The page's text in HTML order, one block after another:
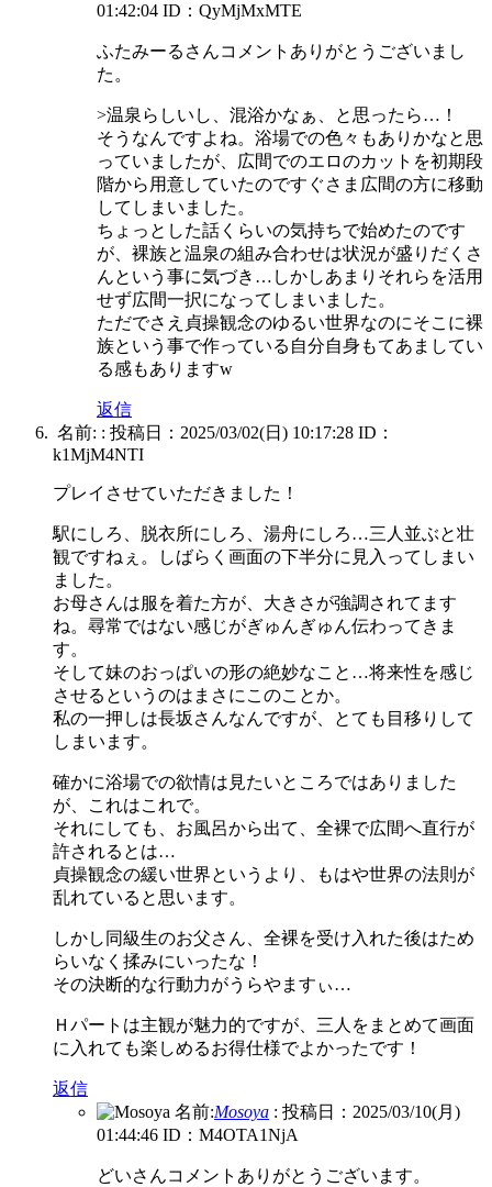
01:42:04 ID：QyMjMxMTE
ふたみーるさんコメントありがとうございまし
た。
>温泉らしいし、混浴かなぁ、と思ったら…！
そうなんですよね。浴場での色々もありかなと思
っていましたが、広間でのエロのカットを初期段
階から用意していたのですぐさま広間の方に移動
してしまいました。
ちょっとした話くらいの気持ちで始めたのです
が、裸族と温泉の組み合わせは状況が盛りだくさ
んという事に気づき…しかしあまりそれらを活用
せず広間一択になってしまいました。
ただでさえ貞操観念のゆるい世界なのにそこに裸
族という事で作っている自分自身もてあましてい
る感もありますw
返信
名前: : 投稿日：2025/03/02(日) 10:17:28 ID：
k1MjM4NTI
プレイさせていただきました！
駅にしろ、脱衣所にしろ、湯舟にしろ…三人並ぶと壮
観ですねぇ。しばらく画面の下半分に見入ってしまい
ました。
お母さんは服を着た方が、大きさが強調されてます
ね。尋常ではない感じがぎゅんぎゅん伝わってきま
す。
そして妹のおっぱいの形の絶妙なこと…将来性を感じ
させるというのはまさにこのことか。
私の一押しは長坂さんなんですが、とても目移りして
しまいます。
確かに浴場での欲情は見たいところではありました
が、これはこれで。
それにしても、お風呂から出て、全裸で広間へ直行が
許されるとは…
貞操観念の緩い世界というより、もはや世界の法則が
乱れていると思います。
しかし同級生のお父さん、全裸を受け入れた後はため
らいなく揉みにいったな！
その決断的な行動力がうらやますぃ…
Ｈパートは主観が魅力的ですが、三人をまとめて画面
に入れても楽しめるお得仕様でよかったです！
返信
名前:Mosoya : 投稿日：2025/03/10(月)
01:44:46 ID：M4OTA1NjA
どいさんコメントありがとうございます。